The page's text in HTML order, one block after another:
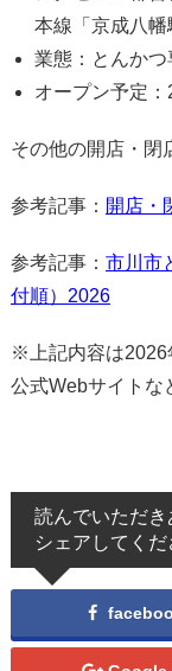
本線「京成八
業態：とんかつ
オープン予定
その他の開店・
参考記事： 開店・
参考記事： 市川市
付順）2026
※上記内容は2026
公式Webサイトな
読んでいただ
シェアしてくだ